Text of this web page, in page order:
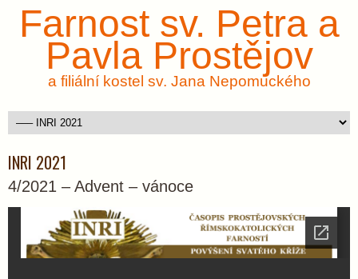
Farnost sv. Petra a
Pavla Prostějov
a filiální kostel sv. Jana Nepomuckého
INRI 2021
4/2021 – Advent – vánoce